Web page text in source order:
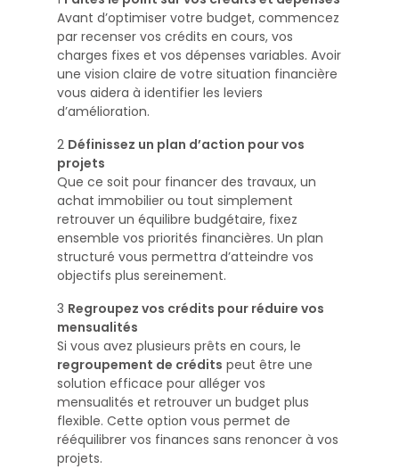
Avant d’optimiser votre budget, commencez
par recenser vos crédits en cours, vos
charges fixes et vos dépenses variables. Avoir
une vision claire de votre situation financière
vous aidera à identifier les leviers
d’amélioration.
2️ Définissez un plan d’action pour vos
projets
Que ce soit pour financer des travaux, un
achat immobilier ou tout simplement
retrouver un équilibre budgétaire, fixez
ensemble vos priorités financières. Un plan
structuré vous permettra d’atteindre vos
objectifs plus sereinement.
3️ Regroupez vos crédits pour réduire vos
mensualités
Si vous avez plusieurs prêts en cours, le
regroupement de crédits peut être une
solution efficace pour alléger vos
mensualités et retrouver un budget plus
flexible. Cette option vous permet de
rééquilibrer vos finances sans renoncer à vos
projets.